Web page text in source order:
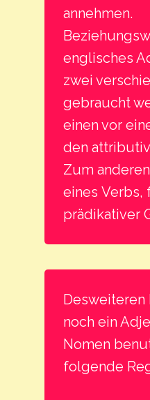
annehmen.
englisches
zwei
gebraucht
einen vor
den
Zum
eines Verbs,
prädikativer
Desweiteren
noch ein
Nomen
folgende